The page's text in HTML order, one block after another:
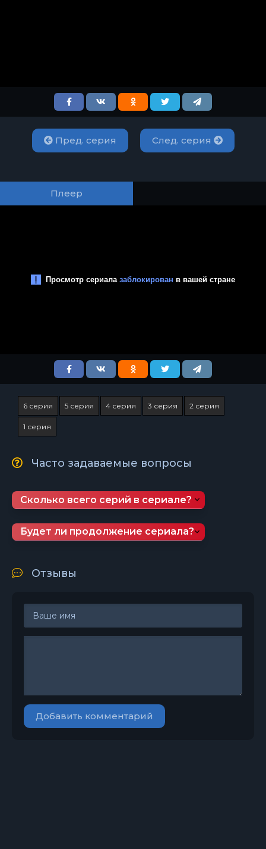
Пред. серия След. серия
Плеер
6 серия 5 серия 4 серия 3 серия 2 серия
1 серия
Часто задаваемые вопросы
Сколько всего серий в сериале?
Будет ли продолжение сериала?
Отзывы
Добавить комментарий